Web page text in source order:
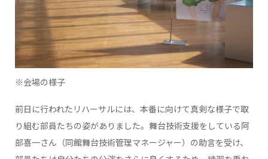
※会場の様子
前日に行われたリハーサルには、本番に向けて真剣な様子で取
り組む部員たちの姿がありました。舞台技術支援をしている阿
部喜一さん（同館舞台技術管理マネージャー）の助言を受け、